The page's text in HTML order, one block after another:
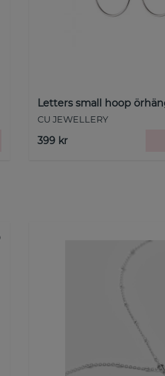
Letters small hoop
CU JEWELLERY
399 kr